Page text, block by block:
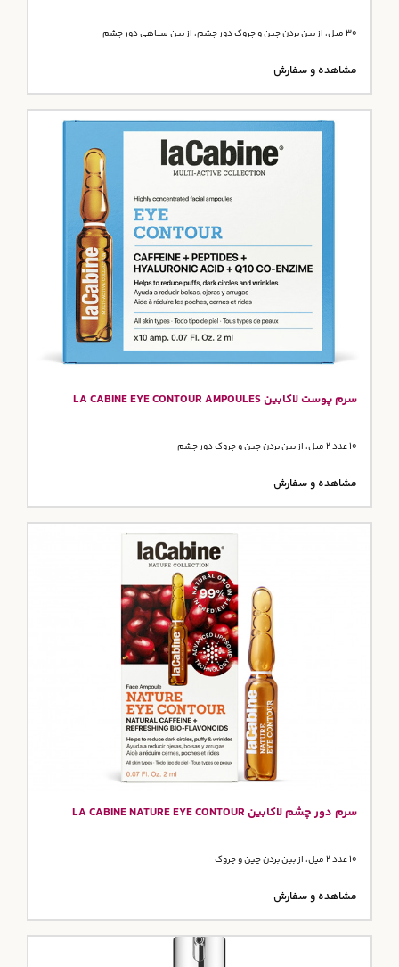
30 میل، از بین بردن چین و چروک دور چشم، از بین سیاهی دور چشم
مشاهده و سفارش
سرم پوست لاکابین LA CABINE EYE CONTOUR AMPOULES
10 عدد 2 میل، از بین بردن چین و چروک دور چشم
مشاهده و سفارش
سرم دور چشم لاکابین LA CABINE NATURE EYE CONTOUR
10 عدد 2 میل، از بین بردن چین و چروک
مشاهده و سفارش